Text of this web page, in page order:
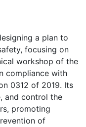
a plan to
focusing on
workshop of the
compliance with
0312 of 2019. Its
and control the
promoting
of